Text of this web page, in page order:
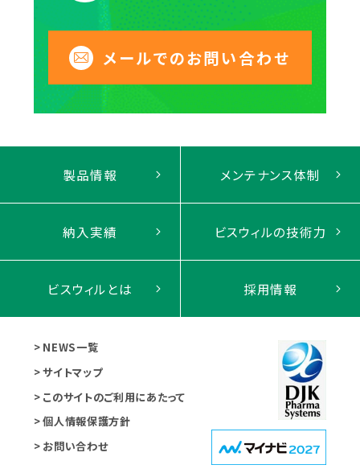
メールでのお問い合わせ
製品情報 メンテナンス体制
納入実績 ビスウィルの技術力
ビスウィルとは 採用情報
NEWS一覧
サイトマップ
このサイトのご利用にあたって
個人情報保護方針
お問い合わせ